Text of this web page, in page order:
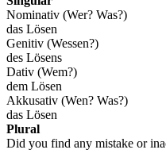
Nominativ (Wer? Was?)
das Lösen
Genitiv (Wessen?)
des Lösens
Dativ (Wem?)
dem Lösen
Akkusativ (Wen? Was?)
das Lösen
Plural
Did you find any mistake or